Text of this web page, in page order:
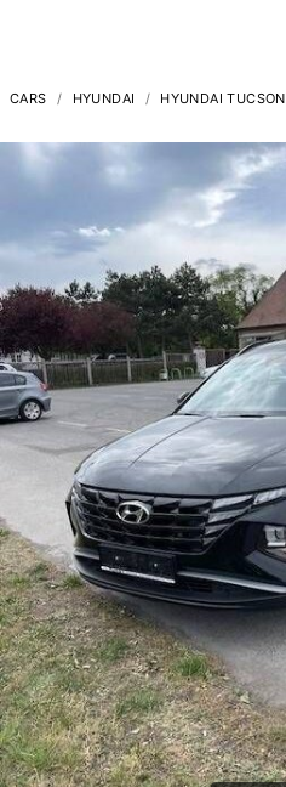
CARS HYUNDAI HYUNDAI TUCSON